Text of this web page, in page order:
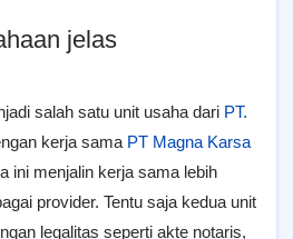
jelas
salah satu unit usaha dari PT.
kerja sama PT Magna Karsa
ini menjalin kerja sama lebih
provider. Tentu saja kedua unit
legalitas seperti akte notaris,